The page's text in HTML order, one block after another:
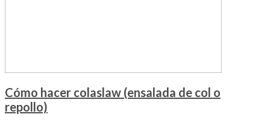
Cómo hacer colaslaw (ensalada de col o
repollo)